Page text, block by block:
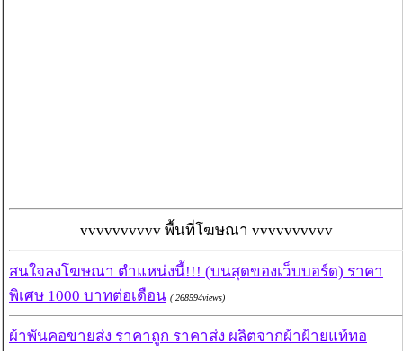
vvvvvvvvvv พื้นที่โฆษณา vvvvvvvvvv
สนใจลงโฆษณา ตำแหน่งนี้!!! (บนสุดของเว็บบอร์ด) ราคา
พิเศษ 1000 บาทต่อเดือน ( 268594views)
ผ้าพันคอขายส่ง ราคาถูก ราคาส่ง ผลิตจากผ้าฝ้ายแท้ทอ